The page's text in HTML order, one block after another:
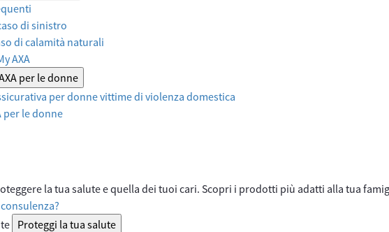
di sinistro
di calamità naturali
AXA
per le donne
per donne vittime di violenza domestica
per le donne
la tua salute e quella dei tuoi cari. Scopri i prodotti più adatti alla tua
Proteggi la tua salute